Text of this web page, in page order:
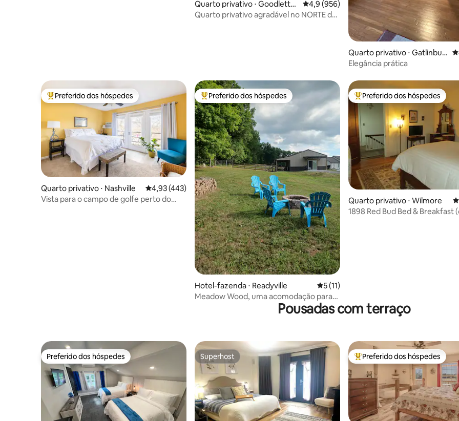
Quarto privativo ⋅ Goodlettsv
ille
4,9 de uma avaliação média de 5, 956
4,9 (956)
Quarto privativo agradável no NORTE de
Quarto privativo ⋅ Gatlinbur
g
Elegância prática
Entre os melhores preferidos dos hóspedes
Preferido dos hóspedes
Quarto privativo ⋅ Nashville 4,93 de uma avaliação média de 5, 443 avaliações
4,93 (443)
Vista para o campo de golfe perto do
Entre os melhores preferidos dos hóspedes
Preferido dos hóspedes
Hotel-fazenda ⋅ Readyville 5 de uma avaliação média de 5, 11
5 (11)
Meadow Wood, uma acomodação para
Entre os melhores preferidos
Preferido dos hóspedes
Quarto privativo ⋅ Wilmore
1898 Red Bud Bed & Breakfast (café da
Pousadas com terraço
Preferido dos hóspedes
Preferido dos hóspedes Superhost
Superhost Entre os melhores preferidos
Preferido dos hóspedes